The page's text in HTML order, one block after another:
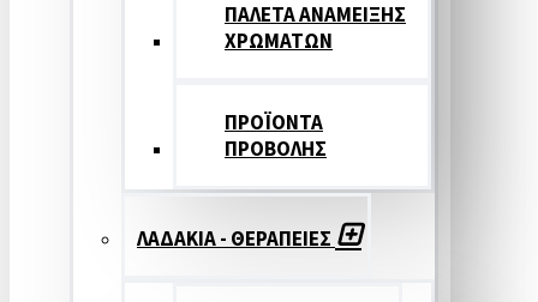
ΠΑΛΕΤΑ ΑΝΑΜΕΙΞΗΣ
ΧΡΩΜΑΤΩΝ
ΠΡΟΪΟΝΤΑ
ΠΡΟΒΟΛΗΣ
ΛΑΔΑΚΙΑ - ΘΕΡΑΠΕΙΕΣ